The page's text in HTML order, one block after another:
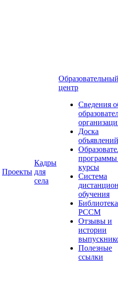
Проекты
Кадры
для
села
центр
Сведения
Доска
объявлений
курсы
Система
обучения
Библиотека
РССМ
Отзывы и
истории
Полезные
ссылки